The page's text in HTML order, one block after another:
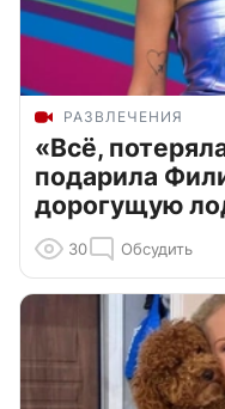
РАЗВЛЕЧЕНИЯ
«Всё,
подарила
дорогущую
30 Обсудить